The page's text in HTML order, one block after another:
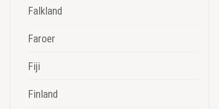
Falkland
Faroer
Fiji
Finland